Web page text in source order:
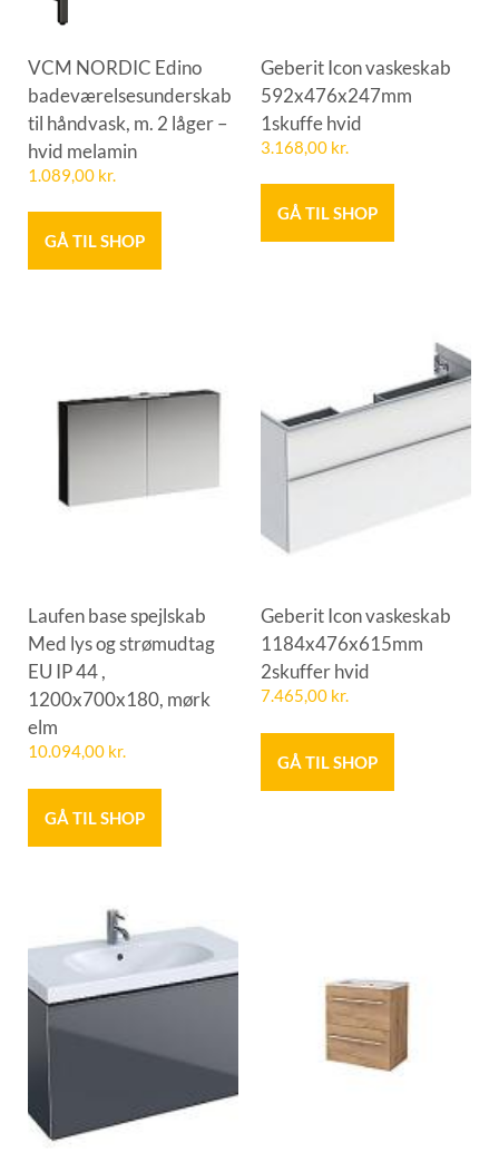
VCM NORDIC Edino
badeværelsesunderskab
til håndvask, m. 2 låger –
hvid melamin
1.089,00 kr.
GÅ TIL SHOP
Geberit Icon vaskeskab
592x476x247mm
1skuffe hvid
3.168,00 kr.
GÅ TIL SHOP
Laufen base spejlskab
Med lys og strømudtag
EU IP 44 ,
1200x700x180, mørk
elm
10.094,00 kr.
GÅ TIL SHOP
Geberit Icon vaskeskab
1184x476x615mm
2skuffer hvid
7.465,00 kr.
GÅ TIL SHOP